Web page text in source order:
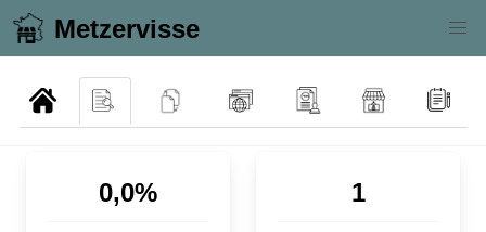
Metzervisse
0,0% 1